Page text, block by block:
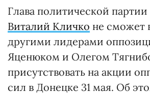
Глава политической
Виталий Кличко не сможет
другими лидерами
Яценюком и Олегом
присутствовать на акции
сил в Донецке 31 мая. Об